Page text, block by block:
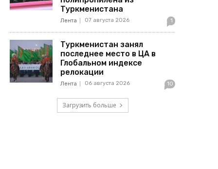
Туркменистана
Лента 07 августа 2026 1
Туркменистан занял
последнее место в ЦА в
Глобальном индексе
релокации
Лента 06 августа 2026 10
Загрузить больше